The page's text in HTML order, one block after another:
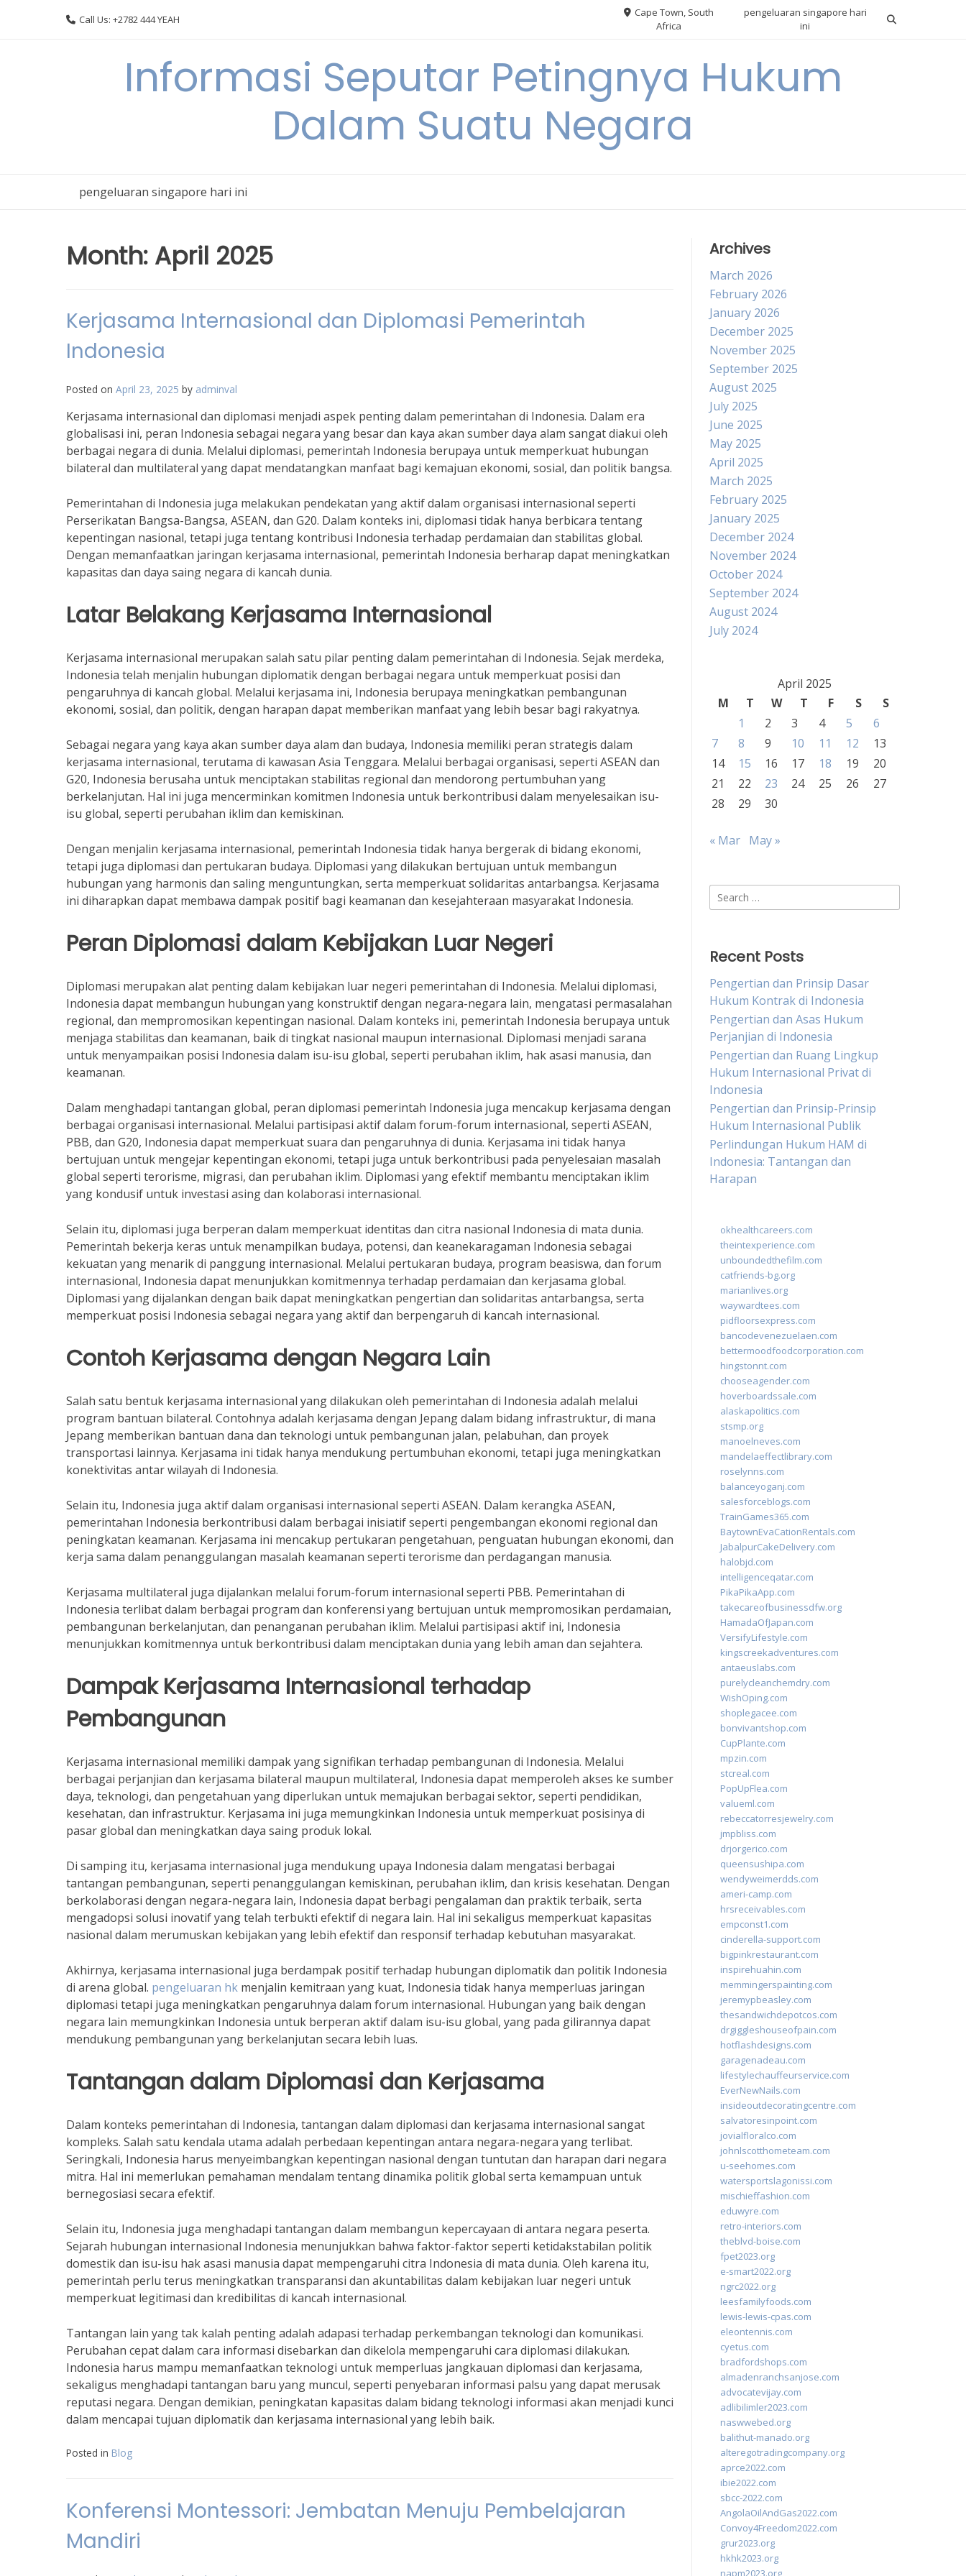
Call Us: +2782 444 YEAH
Cape Town, South
Africa
pengeluaran singapore hari
ini
Informasi Seputar Petingnya Hukum
Dalam Suatu Negara
pengeluaran singapore hari ini
Month: April 2025
Kerjasama Internasional dan Diplomasi Pemerintah
Indonesia
Posted on April 23, 2025 by adminval
Kerjasama internasional dan diplomasi menjadi aspek penting dalam pemerintahan di Indonesia. Dalam era
globalisasi ini, peran Indonesia sebagai negara yang besar dan kaya akan sumber daya alam sangat diakui oleh
berbagai negara di dunia. Melalui diplomasi, pemerintah Indonesia berupaya untuk memperkuat hubungan
bilateral dan multilateral yang dapat mendatangkan manfaat bagi kemajuan ekonomi, sosial, dan politik bangsa.
Pemerintahan di Indonesia juga melakukan pendekatan yang aktif dalam organisasi internasional seperti
Perserikatan Bangsa-Bangsa, ASEAN, dan G20. Dalam konteks ini, diplomasi tidak hanya berbicara tentang
kepentingan nasional, tetapi juga tentang kontribusi Indonesia terhadap perdamaian dan stabilitas global.
Dengan memanfaatkan jaringan kerjasama internasional, pemerintah Indonesia berharap dapat meningkatkan
kapasitas dan daya saing negara di kancah dunia.
Latar Belakang Kerjasama Internasional
Kerjasama internasional merupakan salah satu pilar penting dalam pemerintahan di Indonesia. Sejak merdeka,
Indonesia telah menjalin hubungan diplomatik dengan berbagai negara untuk memperkuat posisi dan
pengaruhnya di kancah global. Melalui kerjasama ini, Indonesia berupaya meningkatkan pembangunan
ekonomi, sosial, dan politik, dengan harapan dapat memberikan manfaat yang lebih besar bagi rakyatnya.
Sebagai negara yang kaya akan sumber daya alam dan budaya, Indonesia memiliki peran strategis dalam
kerjasama internasional, terutama di kawasan Asia Tenggara. Melalui berbagai organisasi, seperti ASEAN dan
G20, Indonesia berusaha untuk menciptakan stabilitas regional dan mendorong pertumbuhan yang
berkelanjutan. Hal ini juga mencerminkan komitmen Indonesia untuk berkontribusi dalam menyelesaikan isu-
isu global, seperti perubahan iklim dan kemiskinan.
Dengan menjalin kerjasama internasional, pemerintah Indonesia tidak hanya bergerak di bidang ekonomi,
tetapi juga diplomasi dan pertukaran budaya. Diplomasi yang dilakukan bertujuan untuk membangun
hubungan yang harmonis dan saling menguntungkan, serta memperkuat solidaritas antarbangsa. Kerjasama
ini diharapkan dapat membawa dampak positif bagi keamanan dan kesejahteraan masyarakat Indonesia.
Peran Diplomasi dalam Kebijakan Luar Negeri
Diplomasi merupakan alat penting dalam kebijakan luar negeri pemerintahan di Indonesia. Melalui diplomasi,
Indonesia dapat membangun hubungan yang konstruktif dengan negara-negara lain, mengatasi permasalahan
regional, dan mempromosikan kepentingan nasional. Dalam konteks ini, pemerintah Indonesia berupaya untuk
menjaga stabilitas dan keamanan, baik di tingkat nasional maupun internasional. Diplomasi menjadi sarana
untuk menyampaikan posisi Indonesia dalam isu-isu global, seperti perubahan iklim, hak asasi manusia, dan
keamanan.
Dalam menghadapi tantangan global, peran diplomasi pemerintah Indonesia juga mencakup kerjasama dengan
berbagai organisasi internasional. Melalui partisipasi aktif dalam forum-forum internasional, seperti ASEAN,
PBB, dan G20, Indonesia dapat memperkuat suara dan pengaruhnya di dunia. Kerjasama ini tidak hanya
bertujuan untuk mengejar kepentingan ekonomi, tetapi juga untuk berkontribusi pada penyelesaian masalah
global seperti terorisme, migrasi, dan perubahan iklim. Diplomasi yang efektif membantu menciptakan iklim
yang kondusif untuk investasi asing dan kolaborasi internasional.
Selain itu, diplomasi juga berperan dalam memperkuat identitas dan citra nasional Indonesia di mata dunia.
Pemerintah bekerja keras untuk menampilkan budaya, potensi, dan keanekaragaman Indonesia sebagai
kekuatan yang menarik di panggung internasional. Melalui pertukaran budaya, program beasiswa, dan forum
internasional, Indonesia dapat menunjukkan komitmennya terhadap perdamaian dan kerjasama global.
Diplomasi yang dijalankan dengan baik dapat meningkatkan pengertian dan solidaritas antarbangsa, serta
memperkuat posisi Indonesia sebagai negara yang aktif dan berpengaruh di kancah internasional.
Contoh Kerjasama dengan Negara Lain
Salah satu bentuk kerjasama internasional yang dilakukan oleh pemerintahan di Indonesia adalah melalui
program bantuan bilateral. Contohnya adalah kerjasama dengan Jepang dalam bidang infrastruktur, di mana
Jepang memberikan bantuan dana dan teknologi untuk pembangunan jalan, pelabuhan, dan proyek
transportasi lainnya. Kerjasama ini tidak hanya mendukung pertumbuhan ekonomi, tetapi juga meningkatkan
konektivitas antar wilayah di Indonesia.
Selain itu, Indonesia juga aktif dalam organisasi internasional seperti ASEAN. Dalam kerangka ASEAN,
pemerintahan Indonesia berkontribusi dalam berbagai inisiatif seperti pengembangan ekonomi regional dan
peningkatan keamanan. Kerjasama ini mencakup pertukaran pengetahuan, penguatan hubungan ekonomi, dan
kerja sama dalam penanggulangan masalah keamanan seperti terorisme dan perdagangan manusia.
Kerjasama multilateral juga dijalankan melalui forum-forum internasional seperti PBB. Pemerintahan di
Indonesia terlibat dalam berbagai program dan konferensi yang bertujuan untuk mempromosikan perdamaian,
pembangunan berkelanjutan, dan penanganan perubahan iklim. Melalui partisipasi aktif ini, Indonesia
menunjukkan komitmennya untuk berkontribusi dalam menciptakan dunia yang lebih aman dan sejahtera.
Dampak Kerjasama Internasional terhadap
Pembangunan
Kerjasama internasional memiliki dampak yang signifikan terhadap pembangunan di Indonesia. Melalui
berbagai perjanjian dan kerjasama bilateral maupun multilateral, Indonesia dapat memperoleh akses ke sumber
daya, teknologi, dan pengetahuan yang diperlukan untuk memajukan berbagai sektor, seperti pendidikan,
kesehatan, dan infrastruktur. Kerjasama ini juga memungkinkan Indonesia untuk memperkuat posisinya di
pasar global dan meningkatkan daya saing produk lokal.
Di samping itu, kerjasama internasional juga mendukung upaya Indonesia dalam mengatasi berbagai
tantangan pembangunan, seperti penanggulangan kemiskinan, perubahan iklim, dan krisis kesehatan. Dengan
berkolaborasi dengan negara-negara lain, Indonesia dapat berbagi pengalaman dan praktik terbaik, serta
mengadopsi solusi inovatif yang telah terbukti efektif di negara lain. Hal ini sekaligus memperkuat kapasitas
nasional dalam merumuskan kebijakan yang lebih efektif dan responsif terhadap kebutuhan masyarakat.
Akhirnya, kerjasama internasional juga berdampak positif terhadap hubungan diplomatik dan politik Indonesia
di arena global. pengeluaran hk menjalin kemitraan yang kuat, Indonesia tidak hanya memperluas jaringan
diplomasi tetapi juga meningkatkan pengaruhnya dalam forum internasional. Hubungan yang baik dengan
negara lain memungkinkan Indonesia untuk berperan aktif dalam isu-isu global, yang pada gilirannya dapat
mendukung pembangunan yang berkelanjutan secara lebih luas.
Tantangan dalam Diplomasi dan Kerjasama
Dalam konteks pemerintahan di Indonesia, tantangan dalam diplomasi dan kerjasama internasional sangat
kompleks. Salah satu kendala utama adalah perbedaan kepentingan antara negara-negara yang terlibat.
Seringkali, Indonesia harus menyeimbangkan kepentingan nasional dengan tuntutan dan harapan dari negara
mitra. Hal ini memerlukan pemahaman mendalam tentang dinamika politik global serta kemampuan untuk
bernegosiasi secara efektif.
Selain itu, Indonesia juga menghadapi tantangan dalam membangun kepercayaan di antara negara peserta.
Sejarah hubungan internasional Indonesia menunjukkan bahwa faktor-faktor seperti ketidakstabilan politik
domestik dan isu-isu hak asasi manusia dapat mempengaruhi citra Indonesia di mata dunia. Oleh karena itu,
pemerintah perlu terus meningkatkan transparansi dan akuntabilitas dalam kebijakan luar negeri untuk
memperkuat legitimasi dan kredibilitas di kancah internasional.
Tantangan lain yang tak kalah penting adalah adapasi terhadap perkembangan teknologi dan komunikasi.
Perubahan cepat dalam cara informasi disebarkan dan dikelola mempengaruhi cara diplomasi dilakukan.
Indonesia harus mampu memanfaatkan teknologi untuk memperluas jangkauan diplomasi dan kerjasama,
sekaligus menghadapi tantangan baru yang muncul, seperti penyebaran informasi palsu yang dapat merusak
reputasi negara. Dengan demikian, peningkatan kapasitas dalam bidang teknologi informasi akan menjadi kunci
dalam mencapai tujuan diplomatik dan kerjasama internasional yang lebih baik.
Posted in Blog
Konferensi Montessori: Jembatan Menuju Pembelajaran
Mandiri
Archives
March 2026
February 2026
January 2026
December 2025
November 2025
September 2025
August 2025
July 2025
June 2025
May 2025
April 2025
March 2025
February 2025
January 2025
December 2024
November 2024
October 2024
September 2024
August 2024
July 2024
April 2025
M
T W T F S
S
1
2 3 4 5
6
7
8 9 10 11 12
13
14
15 16 17 18 19
20
21
22 23 24 25 26
27
28
29 30
« Mar May »
Search
for:
Recent Posts
Pengertian dan Prinsip Dasar
Hukum Kontrak di Indonesia
Pengertian dan Asas Hukum
Perjanjian di Indonesia
Pengertian dan Ruang Lingkup
Hukum Internasional Privat di
Indonesia
Pengertian dan Prinsip-Prinsip
Hukum Internasional Publik
Perlindungan Hukum HAM di
Indonesia: Tantangan dan
Harapan
okhealthcareers.com
theintexperience.com
unboundedthefilm.com
catfriends-bg.org
marianlives.org
waywardtees.com
pidfloorsexpress.com
bancodevenezuelaen.com
bettermoodfoodcorporation.com
hingstonnt.com
chooseagender.com
hoverboardssale.com
alaskapolitics.com
stsmp.org
manoelneves.com
mandelaeffectlibrary.com
roselynns.com
balanceyoganj.com
salesforceblogs.com
TrainGames365.com
BaytownEvaCationRentals.com
JabalpurCakeDelivery.com
halobjd.com
intelligenceqatar.com
PikaPikaApp.com
takecareofbusinessdfw.org
HamadaOfJapan.com
VersifyLifestyle.com
kingscreekadventures.com
antaeuslabs.com
purelycleanchemdry.com
WishOping.com
shoplegacee.com
bonvivantshop.com
CupPlante.com
mpzin.com
stcreal.com
PopUpFlea.com
valueml.com
rebeccatorresjewelry.com
jmpbliss.com
drjorgerico.com
queensushipa.com
wendyweimerdds.com
ameri-camp.com
hrsreceivables.com
empconst1.com
cinderella-support.com
bigpinkrestaurant.com
inspirehuahin.com
memmingerspainting.com
jeremypbeasley.com
thesandwichdepotcos.com
drgiggleshouseofpain.com
hotflashdesigns.com
garagenadeau.com
lifestylechauffeurservice.com
EverNewNails.com
insideoutdecoratingcentre.com
salvatoresinpoint.com
jovialfloralco.com
johnlscotthometeam.com
u-seehomes.com
watersportslagonissi.com
mischieffashion.com
eduwyre.com
retro-interiors.com
theblvd-boise.com
fpet2023.org
e-smart2022.org
ngrc2022.org
leesfamilyfoods.com
lewis-lewis-cpas.com
eleontennis.com
cyetus.com
bradfordshops.com
almadenranchsanjose.com
advocatevijay.com
adlibilimler2023.com
naswwebed.org
balithut-manado.org
alteregotradingcompany.org
aprce2022.com
ibie2022.com
sbcc-2022.com
AngolaOilAndGas2022.com
Convoy4Freedom2022.com
grur2023.org
hkhk2023.org
napm2023.org